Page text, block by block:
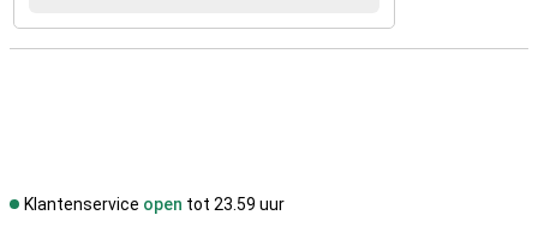
Klantenservice open tot 23.59 uur